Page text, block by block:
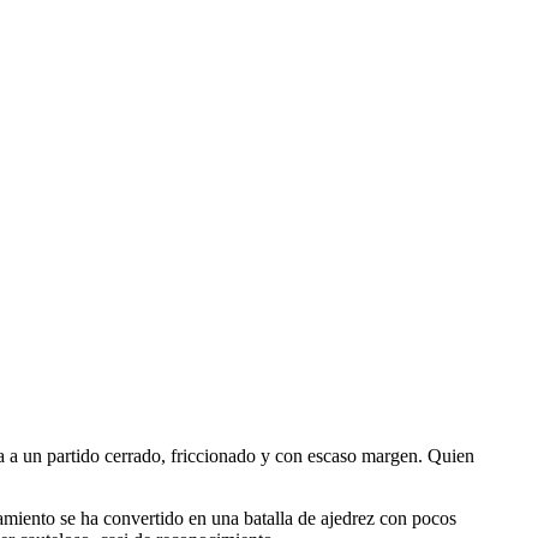
un partido cerrado, friccionado y con escaso margen. Quien
se ha convertido en una batalla de ajedrez con pocos